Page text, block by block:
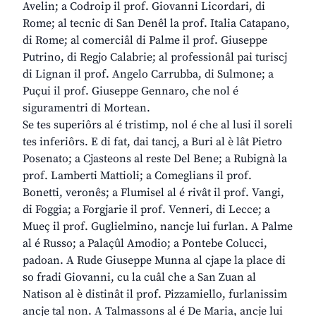
Avelin; a Codroip il prof. Giovanni Licordari, di
Rome; al tecnic di San Denêl la prof. Italia Catapano,
di Rome; al comerciâl di Palme il prof. Giuseppe
Putrino, di Regjo Calabrie; al professionâl pai turiscj
di Lignan il prof. Angelo Carrubba, di Sulmone; a
Puçui il prof. Giuseppe Gennaro, che nol é
siguramentri di Mortean.
Se tes superiôrs al é tristimp, nol é che al lusi il soreli
tes inferiôrs. E di fat, dai tancj, a Buri al è lât Pietro
Posenato; a Cjasteons al reste Del Bene; a Rubignà la
prof. Lamberti Mattioli; a Comeglians il prof.
Bonetti, veronês; a Flumisel al é rivât il prof. Vangi,
di Foggia; a Forgjarie il prof. Venneri, di Lecce; a
Mueç il prof. Guglielmino, nancje lui furlan. A Palme
al é Russo; a Palaçûl Amodio; a Pontebe Colucci,
padoan. A Rude Giuseppe Munna al cjape la place di
so fradi Giovanni, cu la cuâl che a San Zuan al
Natison al è distinât il prof. Pizzamiello, furlanissim
ancje tal non. A Talmassons al é De Maria, ancje lui